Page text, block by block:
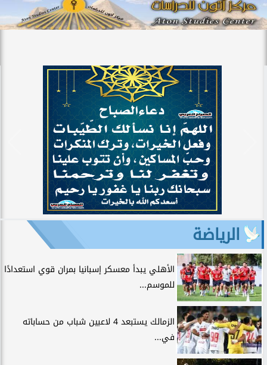
الرياضة
الأهلي يبدأ معسكر إسبانيا بمران قوي استعدادًا
للموسم...
الزمالك يستبعد 4 لاعبين شباب من حساباته
في...